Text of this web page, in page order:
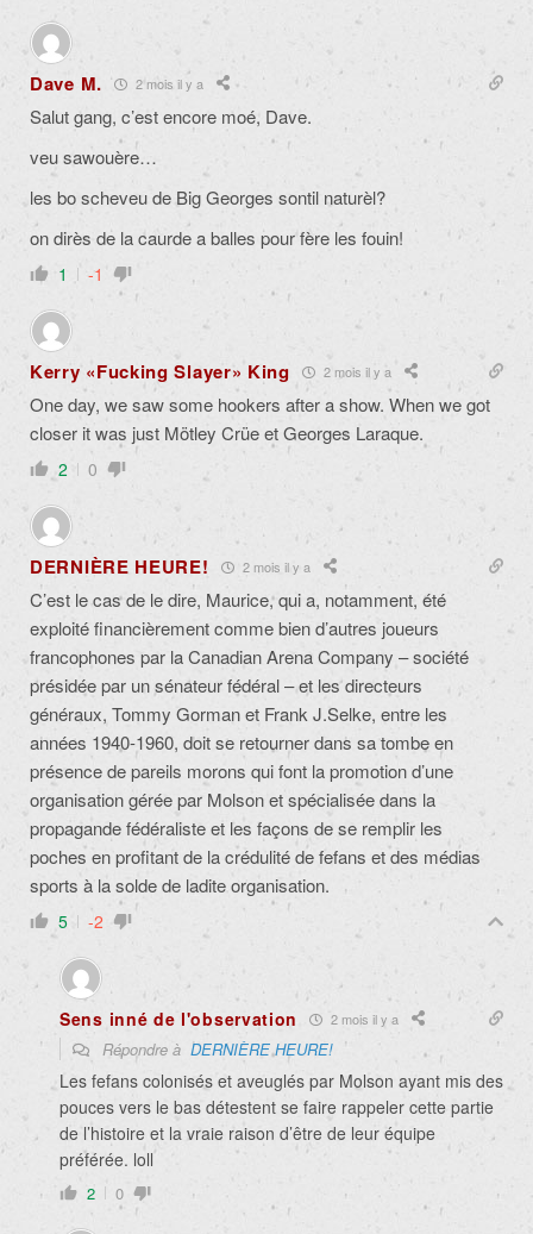
Dave M. 2 mois il y a
Salut gang, c’est encore moé, Dave.
veu sawouère…
les bo scheveu de Big Georges sontil naturèl?
on dirès de la caurde a balles pour fère les fouin!
1 -1
Kerry «Fucking Slayer» King 2 mois il y a
One day, we saw some hookers after a show. When we got
closer it was just Mötley Crüe et Georges Laraque.
2 0
DERNIÈRE HEURE! 2 mois il y a
C’est le cas de le dire, Maurice, qui a, notamment, été
exploité financièrement comme bien d’autres joueurs
francophones par la Canadian Arena Company – société
présidée par un sénateur fédéral – et les directeurs
généraux, Tommy Gorman et Frank J.Selke, entre les
années 1940-1960, doit se retourner dans sa tombe en
présence de pareils morons qui font la promotion d’une
organisation gérée par Molson et spécialisée dans la
propagande fédéraliste et les façons de se remplir les
poches en profitant de la crédulité de fefans et des médias
sports à la solde de ladite organisation.
5 -2
Sens inné de l'observation 2 mois il y a
Répondre à DERNIÈRE HEURE!
Les fefans colonisés et aveuglés par Molson ayant mis des
pouces vers le bas détestent se faire rappeler cette partie
de l’histoire et la vraie raison d’être de leur équipe
préférée. loll
2 0